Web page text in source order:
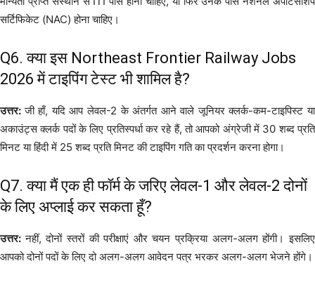
सर्टिफिकेट (NAC) होना चाहिए।
Q6. क्या इस Northeast Frontier Railway Jobs
2026 में टाइपिंग टेस्ट भी शामिल है?
उत्तर:जी हाँ, यदि आप लेवल-2 के अंतर्गत आने वाले जूनियर क्लर्क-कम-टाइपिस्ट या
अकाउंट्स क्लर्क पदों के लिए प्रतिस्पर्धा कर रहे हैं, तो आपको अंग्रेजी में 30 शब्द प्रति
मिनट या हिंदी में 25 शब्द प्रति मिनट की टाइपिंग गति का प्रदर्शन करना होगा।
Q7. क्या मैं एक ही फॉर्म के जरिए लेवल-1 और लेवल-2 दोनों
के लिए अप्लाई कर सकता हूँ?
उत्तर:नहीं, दोनों स्तरों की परीक्षाएं और चयन प्रक्रिया अलग-अलग होंगी। इसलिए
आपको दोनों पदों के लिए दो अलग-अलग आवेदन पत्र भरकर अलग-अलग भेजने होंगे।